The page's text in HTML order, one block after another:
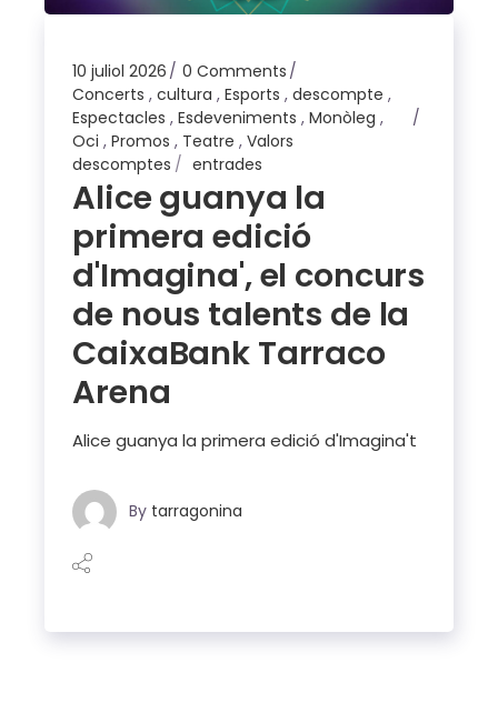
10 juliol 2026
0 Comments
Concerts ,cultura ,Esports ,descompte ,
Espectacles ,Esdeveniments ,Monòleg ,
Oci ,Promos , Teatre ,Valors
descomptes
entrades
Alice guanya la
primera edició
d'Imagina', el concurs
de nous talents de la
CaixaBank Tarraco
Arena
Alice guanya la primera edició d'Imagina't
By tarragonina